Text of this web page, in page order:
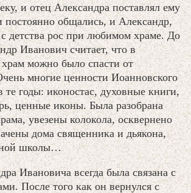
и отец Александра поставлял ему
постоянно общались, и Александр,
детства рос при любимом храме. До
Иванович считает, что в
храм можно было спасти от
многие ценности Иоанновского
те годы: иконостас, духовные книги,
ценные иконы. Была разобрана
увезены колокола, осквернено
дома священника и дьякона,
школы…
Ивановича всегда была связана с
После того как он вернулся с